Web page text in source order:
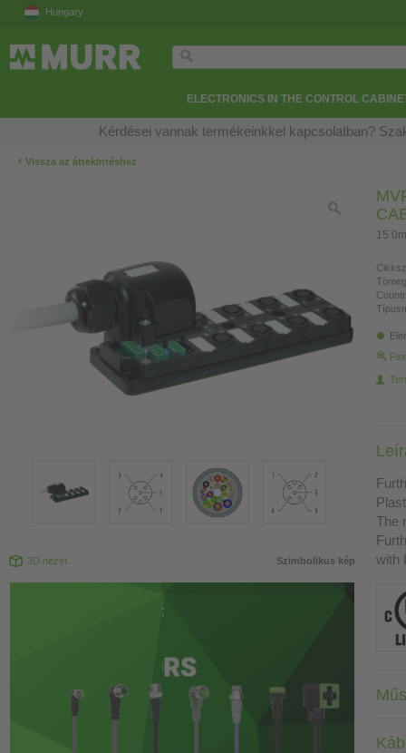
Hungary
ELECTRONICS IN THE CONTROL
Kérdései vannak termékeinkkel kapcsolatban?
‹ Vissza az áttekintéshez
3D nézet Szimbolikus kép
The
with